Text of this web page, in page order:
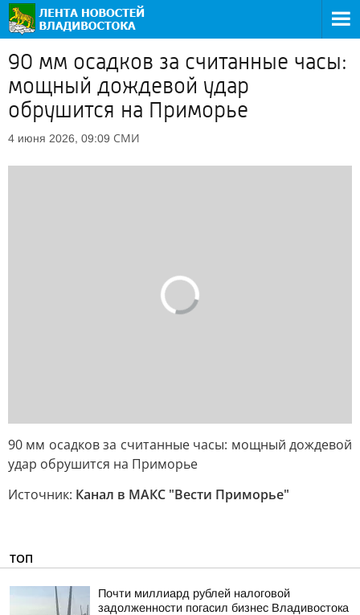
90 мм осадков за считанные часы:
мощный дождевой удар
обрушится на Приморье
4 июня 2026, 09:09 СМИ
90 мм осадков за считанные часы: мощный дождевой
удар обрушится на Приморье
Источник: Канал в МАКС "Вести Приморье"
ТОП
Почти миллиард рублей налоговой
задолженности погасил бизнес Владивостока